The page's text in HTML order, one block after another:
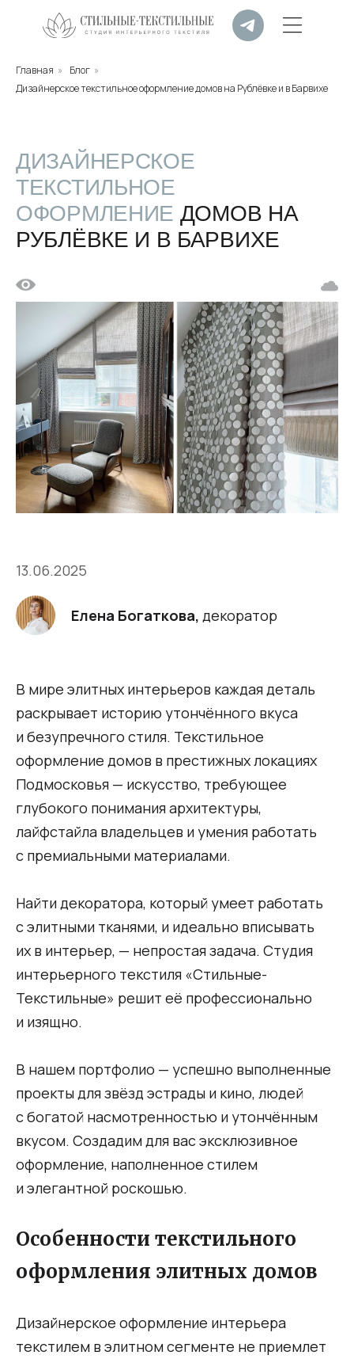
Главная » Блог »
Дизайнерское текстильное оформление домов на Рублёвке и в Барвихе
ДИЗАЙНЕРСКОЕ
ТЕКСТИЛЬНОЕ
ОФОРМЛЕНИЕ ДОМОВ НА
РУБЛЁВКЕ И В БАРВИХЕ
13.06.2025
Елена Богаткова, декоратор
В мире элитных интерьеров каждая деталь
раскрывает историю утончённого вкуса
и безупречного стиля. Текстильное
оформление домов в престижных локациях
Подмосковья — искусство, требующее
глубокого понимания архитектуры,
лайфстайла владельцев и умения работать
с премиальными материалами.
Найти декоратора, который умеет работать
с элитными тканями, и идеально вписывать
их в интерьер, — непростая задача. Студия
интерьерного текстиля «Стильные-
Текстильные» решит её профессионально
и изящно.
В нашем портфолио — успешно выполненные
проекты для звёзд эстрады и кино, людей
с богатой насмотренностью и утончённым
вкусом. Создадим для вас эксклюзивное
оформление, наполненное стилем
и элегантной роскошью.
Особенности текстильного
оформления элитных домов
Дизайнерское оформление интерьера
текстилем в элитном сегменте не приемлет